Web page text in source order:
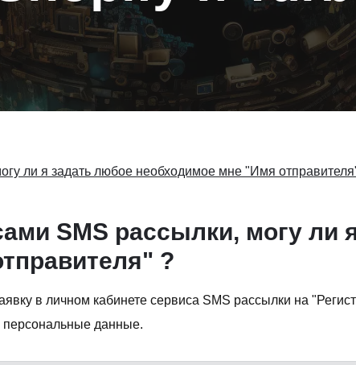
ли я задать любое необходимое мне "Имя
SMS рассылки, могу ли
?
в личном кабинете сервиса SMS рассылки на
персональные данные.